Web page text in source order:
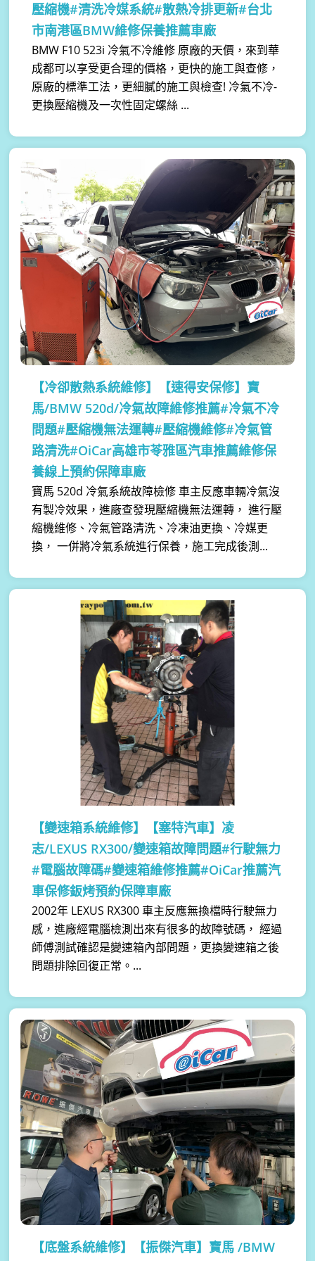
壓縮機#清洗冷媒系統#散熱冷排更新#台北
市南港區BMW維修保養推薦車廠
BMW F10 523i 冷氣不冷維修 原廠的天價，來到華
成都可以享受更合理的價格，更快的施工與查修，
原廠的標準工法，更細膩的施工與檢查! 冷氣不冷-
更換壓縮機及一次性固定螺絲 ...
【冷卻散熱系統維修】
【速得安保修】寶
馬/BMW 520d/冷氣故障維修推薦#冷氣不冷
問題#壓縮機無法運轉#壓縮機維修#冷氣管
路清洗#OiCar高雄市苓雅區汽車推薦維修保
養線上預約保障車廠
寶馬 520d 冷氣系統故障檢修 車主反應車輛冷氣沒
有製冷效果，進廠查發現壓縮機無法運轉， 進行壓
縮機維修、冷氣管路清洗、冷凍油更換、冷媒更
換， 一併將冷氣系統進行保養，施工完成後測...
【變速箱系統維修】
【塞特汽車】凌
志/LEXUS RX300/變速箱故障問題#行駛無力
#電腦故障碼#變速箱維修推薦#OiCar推薦汽
車保修鈑烤預約保障車廠
2002年 LEXUS RX300 車主反應無換檔時行駛無力
感，進廠經電腦檢測出來有很多的故障號碼， 經過
師傅測試確認是變速箱內部問題，更換變速箱之後
問題排除回復正常。...
【底盤系統維修】
【振傑汽車】寶馬 /BMW